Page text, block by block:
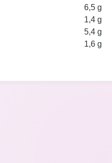
6,5 g
1,4 g
5,4 g
1,6 g